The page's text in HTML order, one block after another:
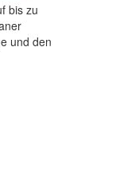
bis zu
und den